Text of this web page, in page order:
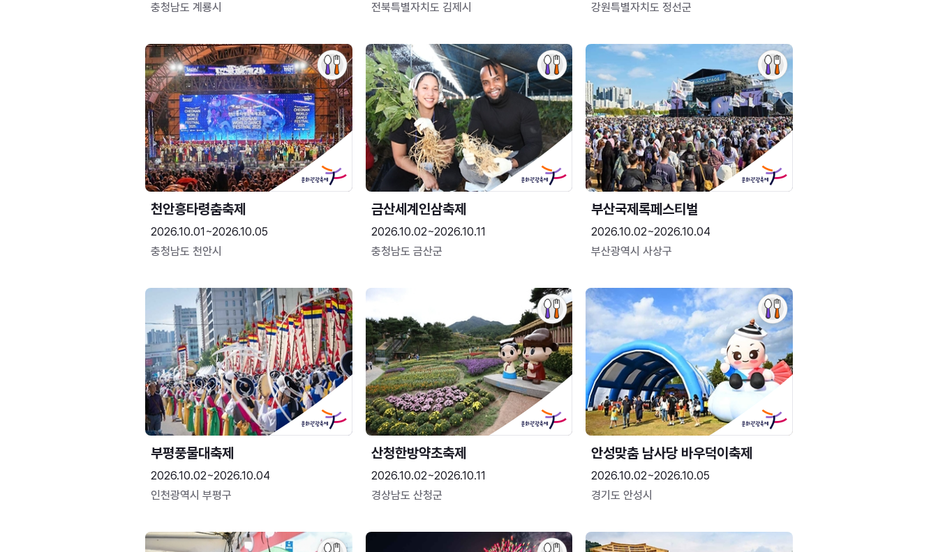
충청남도 계룡시
전북특별자치도 김제시
강원특별자치도 정선군
천안흥타령춤축제
2026.10.01~2026.10.05
충청남도 천안시
금산세계인삼축제
2026.10.02~2026.10.11
충청남도 금산군
부산국제록페스티벌
2026.10.02~2026.10.04
부산광역시 사상구
부평풍물대축제
2026.10.02~2026.10.04
인천광역시 부평구
산청한방약초축제
2026.10.02~2026.10.11
경상남도 산청군
안성맞춤 남사당 바우덕이축제
2026.10.02~2026.10.05
경기도 안성시